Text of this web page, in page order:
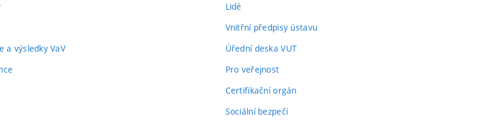
a výsledky VaV
Lidé
Vnitřní předpisy ústavu
Úřední deska VUT
Pro veřejnost
Certifikační orgán
Sociální bezpečí